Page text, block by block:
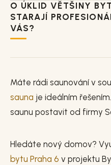
O ÚKLID VĚTŠINY
STARAJÍ
VÁS?
Máte rádi saunování v
sauna je ideálním
saunu postavit od firmy
Hledáte nový domov?
bytu Praha 6 v projektu